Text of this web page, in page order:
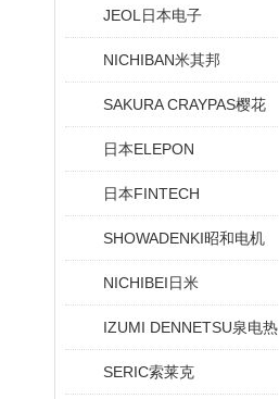
JEOL日本电子
NICHIBAN米其邦
SAKURA CRAYPAS樱花
日本ELEPON
日本FINTECH
SHOWADENKI昭和电机
NICHIBEI日米
IZUMI DENNETSU泉电热
SERIC索莱克